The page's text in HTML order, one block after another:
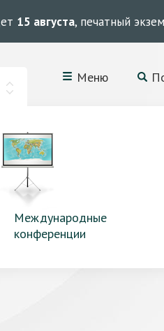
15 августа, печатный
Меню
Международные
конференции